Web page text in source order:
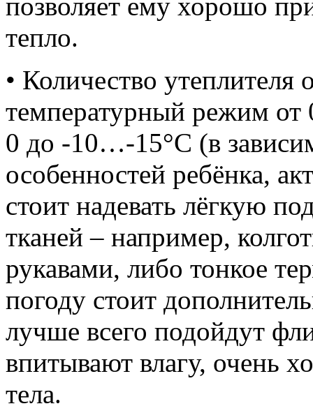
тепло.
• Количество
температурный режим от
0 до -10…-15°С (в
особенностей ребёнка,
стоит надевать лёгкую
тканей – например,
рукавами, либо тонкое
погоду стоит
лучше всего подойдут
впитывают влагу, очень
тела.